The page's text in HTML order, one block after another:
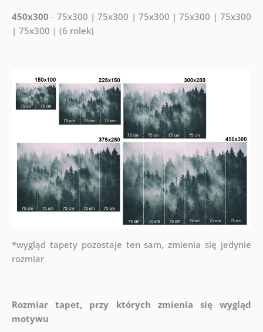
450x300 - 75x300 | 75x300 | 75x300 | 75x300 | 75x300
| 75x300 | (6 rolek)
*wygląd tapety pozostaje ten sam, zmienia się jedynie
rozmiar
Rozmiar tapet, przy których zmienia się wygląd
motywu